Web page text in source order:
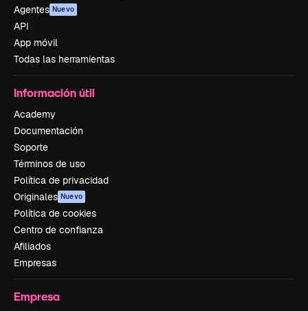
Agentes Nuevo
API
App móvil
Todas las herramientas
Información útil
Academy
Documentación
Soporte
Términos de uso
Política de privacidad
Originales Nuevo
Política de cookies
Centro de confianza
Afiliados
Empresas
Empresa